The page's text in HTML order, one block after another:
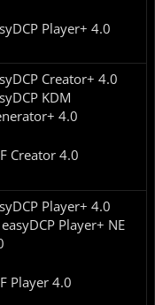
Player+ 4.0
Creator+ 4.0
KDM
4.0
Creator 4.0
Player+ 4.0
Player+ NE
Player 4.0